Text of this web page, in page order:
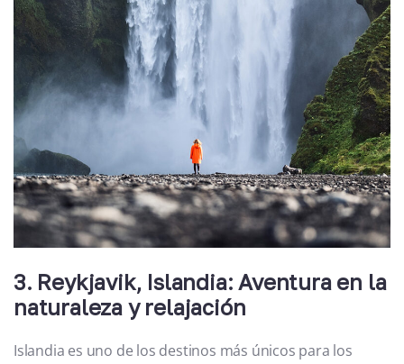
3. Reykjavik, Islandia: Aventura en la
naturaleza y relajación
Islandia es uno de los destinos más únicos para los